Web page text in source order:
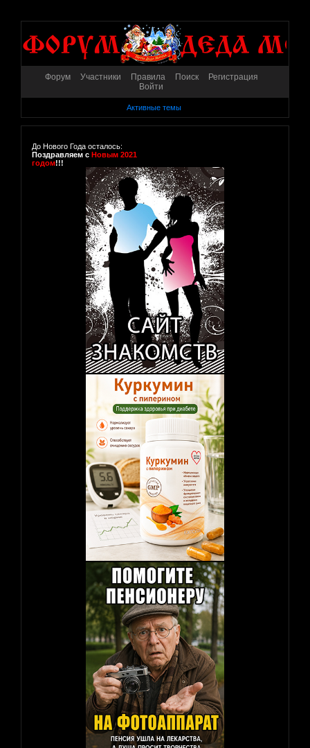
Форум Участники Правила Поиск
Регистрация
Войти
Активные темы
До Нового Года осталось:
Поздравляем с Новым 2021
годом!!!